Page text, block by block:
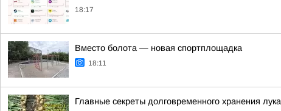
18:17
Вместо болота — новая спортплощадка
18:11
Главные секреты долговременного хранения лука